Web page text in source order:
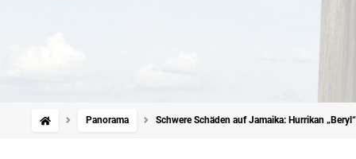
Panorama Schwere Schäden auf Jamaika: Hurrikan